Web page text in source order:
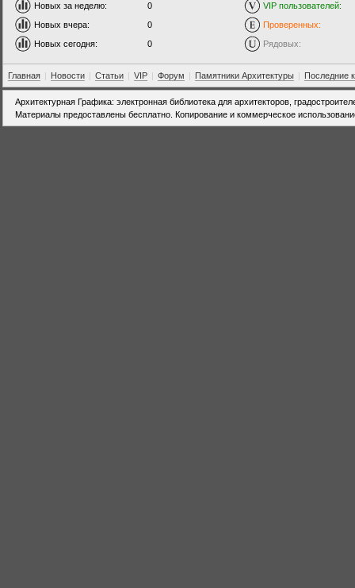
Новых за неделю:
0
Новых вчера:
0
Новых сегодня:
0
VIP пользователей:
Проверенных:
Рядовых:
Главная | Новости | Статьи | VIP | Форум | Памятники Архитектуры | Последние
Архитектурная Графика: электронная библиотека для архитекторов,
Материалы предоставлены бесплатно. Копирование и коммерческое